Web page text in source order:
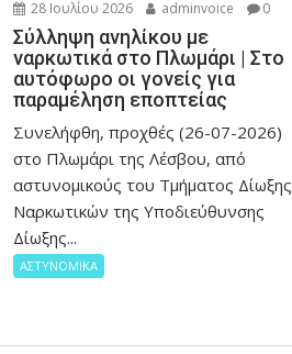
28 Ιουλίου 2026 adminvoice 0
Σύλληψη ανηλίκου με
ναρκωτικά στο Πλωμάρι | Στο
αυτόφωρο οι γονείς για
παραμέληση εποπτείας
Συνελήφθη, προχθές (26-07-2026)
στο Πλωμάρι της Λέσβου, από
αστυνομικούς του Τμήματος Δίωξης
Ναρκωτικών της Υποδιεύθυνσης
Δίωξης...
ΑΣΤΥΝΟΜΙΚΑ